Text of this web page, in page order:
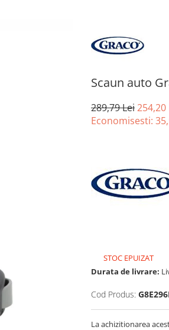
Scaun auto
289,79 Lei254,20
Economisesti:
STOC EPUIZAT
Durata de livrare:
Cod Produs:
La achizitionarea